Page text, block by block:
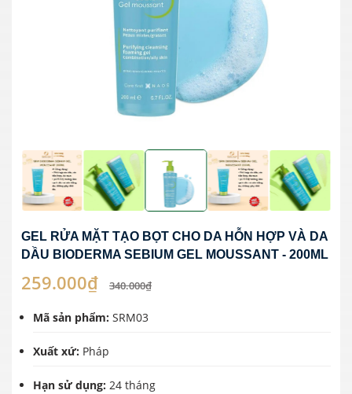
GEL RỬA MẶT TẠO BỌT CHO DA HỖN HỢP VÀ DA
DẦU BIODERMA SEBIUM GEL MOUSSANT - 200ML
259.000₫ 340.000₫
Mã sản phẩm: SRM03
Xuất xứ: Pháp
Hạn sử dụng: 24 tháng